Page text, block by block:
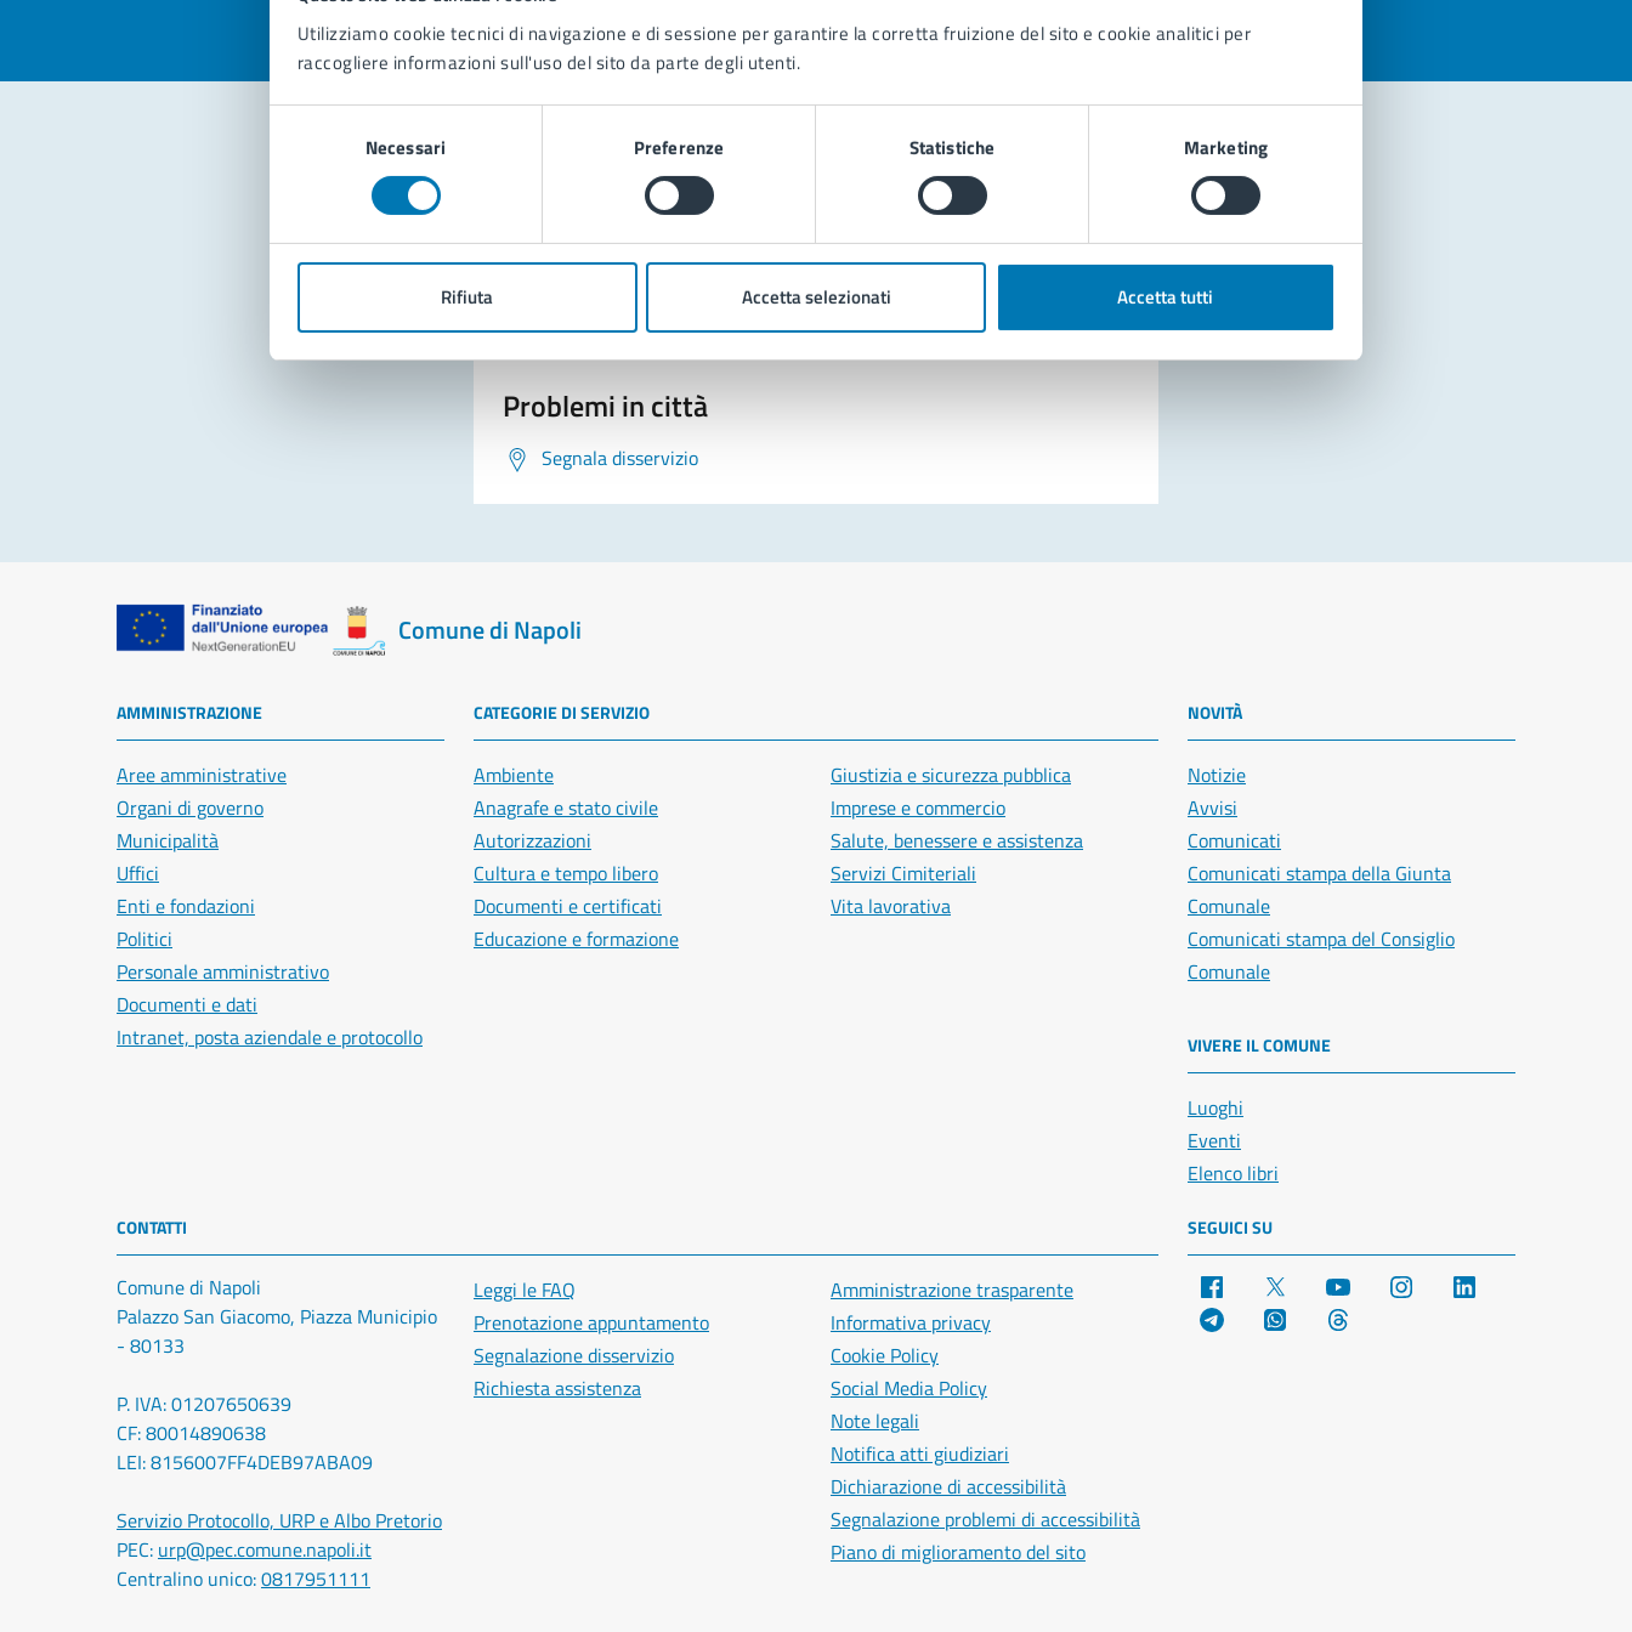
Utilizziamo cookie tecnici di navigazione e di sessione per garantire la corretta fruizione del sito e cookie analitici per
raccogliere informazioni sull'uso del sito da parte degli utenti.
Necessari Preferenze Statistiche Marketing
Rifiuta Accetta selezionati Accetta tutti
Contatta il comune
Leggi le domande frequenti
Prenota appuntamento
Problemi in città
Segnala disservizio
Comune di Napoli
AMMINISTRAZIONE
Aree amministrative
Organi di governo
Municipalità
Uffici
Enti e fondazioni
Politici
Personale amministrativo
Documenti e dati
Intranet, posta aziendale e protocollo
CATEGORIE DI SERVIZIO
Ambiente
Anagrafe e stato civile
Autorizzazioni
Cultura e tempo libero
Documenti e certificati
Educazione e formazione
Giustizia e sicurezza pubblica
Imprese e commercio
Salute, benessere e assistenza
Servizi Cimiteriali
Vita lavorativa
NOVITÀ
Notizie
Avvisi
Comunicati
Comunicati stampa della Giunta
Comunale
Comunicati stampa del Consiglio
Comunale
VIVERE IL COMUNE
Luoghi
Eventi
Elenco libri
CONTATTI
Comune di Napoli
Palazzo San Giacomo, Piazza Municipio
- 80133
P. IVA: 01207650639
CF: 80014890638
LEI: 8156007FF4DEB97ABA09
Servizio Protocollo, URP e Albo Pretorio
PEC: urp@pec.comune.napoli.it
Centralino unico:0817951111
Leggi le FAQ
Prenotazione appuntamento
Segnalazione disservizio
Richiesta assistenza
Amministrazione trasparente
Informativa privacy
Cookie Policy
Social Media Policy
Note legali
Notifica atti giudiziari
Dichiarazione di accessibilità
Segnalazione problemi di accessibilità
Piano di miglioramento del sito
SEGUICI SU
Facebook YouTube Instagram
Telegram WhatsApp